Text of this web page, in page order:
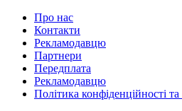
Про нас
Контакти
Рекламодавцю
Партнери
Передплата
Рекламодавцю
Політика конфіденційності